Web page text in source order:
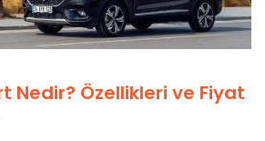
Nedir? Özellikleri ve Fiyat